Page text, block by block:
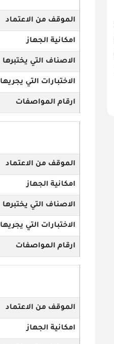
الموقف من الاعتماد
امكانية الجهاز
الاصناف التي يختبرها
الاختبارات التي يجريها
ارقام المواصفات
الموقف من الاعتماد
امكانية الجهاز
الاصناف التي يختبرها
الاختبارات التي يجريها
ارقام المواصفات
الموقف من الاعتماد
امكانية الجهاز